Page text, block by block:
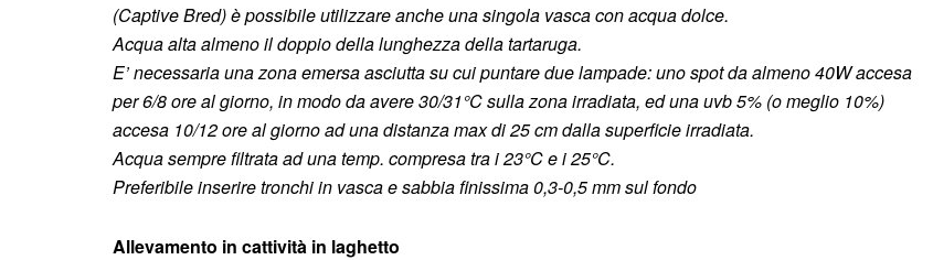
(Captive Bred) è possibile utilizzare anche una singola vasca con acqua dolce.
Acqua alta almeno il doppio della lunghezza della tartaruga.
E’ necessaria una zona emersa asciutta su cui puntare due lampade: uno spot da almeno 40W accesa
per 6/8 ore al giorno, in modo da avere 30/31°C sulla zona irradiata, ed una uvb 5% (o meglio 10%)
accesa 10/12 ore al giorno ad una distanza max di 25 cm dalla superficie irradiata.
Acqua sempre filtrata ad una temp. compresa tra i 23°C e i 25°C.
Preferibile inserire tronchi in vasca e sabbia finissima0,3-0,5 mm sul fondo
Allevamento in cattività in laghetto